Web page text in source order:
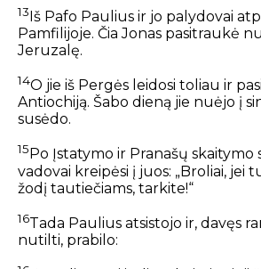
13Iš Pafo Paulius ir jo palydovai
Pamfilijoje. Čia Jonas pasitraukė
Jeruzalę.
14O jie iš Pergės leidosi toliau ir
Antiochiją. Šabo dieną jie nuėjo į
susėdo.
15 Po Įstatymo ir Pranašų skaitymo
vadovai kreipėsi į juos: „Broliai, jei
žodį tautiečiams, tarkite!“
16Tada Paulius atsistojo ir, davęs
nutilti, prabilo: